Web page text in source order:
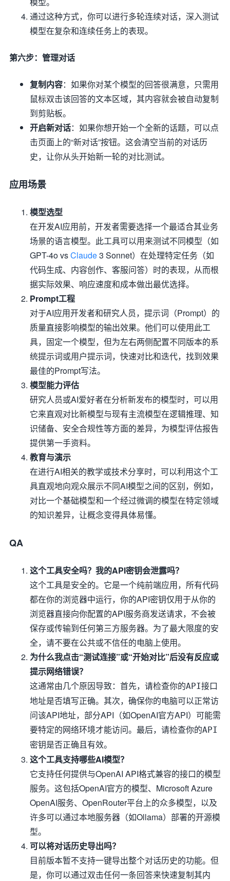
通过这种方式，你可以进行多轮连续对话，深入测试
模型在复杂和连续任务上的表现。
第六步：管理对话
复制内容：如果你对某个模型的回答很满意，只需用
鼠标双击该回答的文本区域，其内容就会被自动复制
到剪贴板。
开启新对话：如果你想开始一个全新的话题，可以点
击页面上的“新对话”按钮。这会清空当前的对话历
史，让你从头开始新一轮的对比测试。
应用场景
模型选型
在开发AI应用前，开发者需要选择一个最适合其业务
场景的语言模型。此工具可以用来测试不同模型（如
GPT-4o vsClaude3 Sonnet）在处理特定任务（如
代码生成、内容创作、客服问答）时的表现，从而根
据实际效果、响应速度和成本做出最优选择。
Prompt工程
对于AI应用开发者和研究人员，提示词（Prompt）的
质量直接影响模型的输出效果。他们可以使用此工
具，固定一个模型，但为左右两侧配置不同版本的系
统提示词或用户提示词，快速对比和迭代，找到效果
最佳的Prompt写法。
模型能力评估
研究人员或AI爱好者在分析新发布的模型时，可以用
它来直观对比新模型与现有主流模型在逻辑推理、知
识储备、安全合规性等方面的差异，为模型评估报告
提供第一手资料。
教育与演示
在进行AI相关的教学或技术分享时，可以利用这个工
具直观地向观众展示不同AI模型之间的区别，例如，
对比一个基础模型和一个经过微调的模型在特定领域
的知识差异，让概念变得具体易懂。
QA
这个工具安全吗？我的API密钥会泄露吗？
这个工具是安全的。它是一个纯前端应用，所有代码
都在你的浏览器中运行，你的API密钥仅用于从你的
浏览器直接向你配置的API服务商发送请求，不会被
保存或传输到任何第三方服务器。为了最大限度的安
全，请不要在公共或不信任的电脑上使用。
为什么我点击“测试连接”或“开始对比”后没有反应或
提示网络错误？
这通常由几个原因导致：首先，请检查你的API接口
地址是否填写正确。其次，确保你的电脑可以正常访
问该API地址，部分API（如OpenAI官方API）可能需
要特定的网络环境才能访问。最后，请检查你的API
密钥是否正确且有效。
这个工具支持哪些AI模型？
它支持任何提供与OpenAI API格式兼容的接口的模型
服务。这包括OpenAI官方的模型、Microsoft Azure
OpenAI服务、OpenRouter平台上的众多模型，以及
许多可以通过本地服务器（如Ollama）部署的开源模
型。
可以将对话历史导出吗？
目前版本暂不支持一键导出整个对话历史的功能。但
是，你可以通过双击任何一条回答来快速复制其内